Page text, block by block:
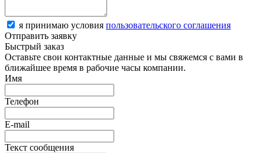
я принимаю условия пользовательского соглашения
Отправить заявку
Быстрый заказ
Оставьте свои контактные данные и мы свяжемся с вами в
ближайшее время в рабочие часы компании.
Имя
Телефон
E-mail
Текст сообщения